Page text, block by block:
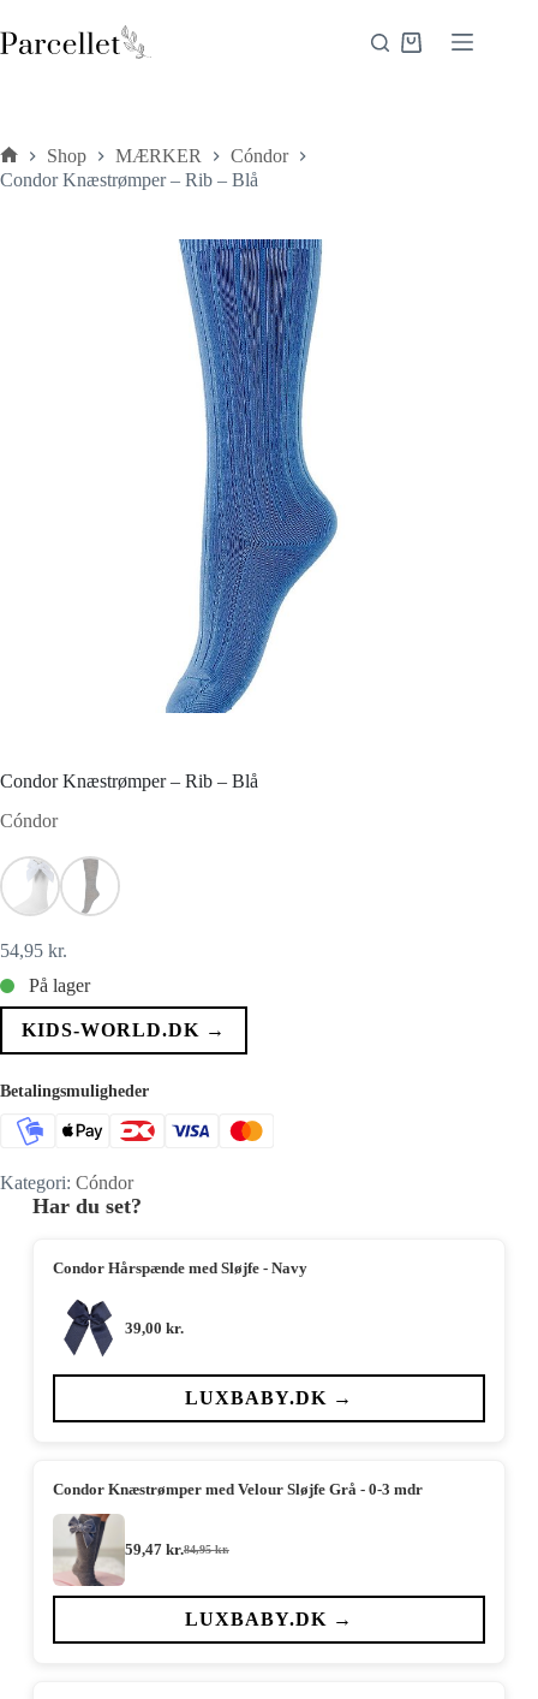
til
indhold
Indkøbskurv
Forside
Shop MÆRKER
Cóndor
Condor Knæstrømper – Rib – Blå
Condor Knæstrømper – Rib – Blå
Cóndor
54,95 kr.
På lager
KIDS-WORLD.DK →
Betalingsmuligheder
Kategori: Cóndor
Har du set?
Condor Hårspænde med Sløjfe - Navy
39,00 kr.
LUXBABY.DK →
Condor Knæstrømper med Velour Sløjfe Grå - 0-3 mdr
84,95kr.
Den
pris
var:
59,47 kr.Den
pris
er:
LUXBABY.DK →